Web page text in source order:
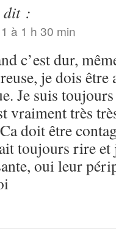
dit :
à 1 h 30 min
c’est dur,
je dois
Je suis
vraiment très
doit être
toujours rire et
oui leur